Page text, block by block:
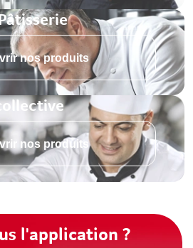
nos produits
nos produits
l'application ?